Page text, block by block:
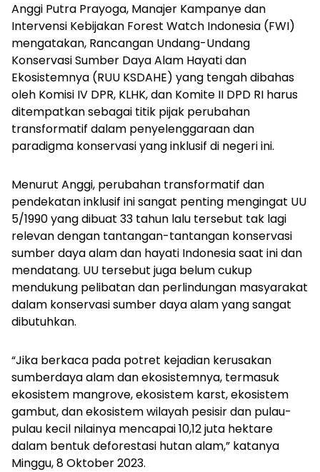
Anggi Putra Prayoga, Manajer Kampanye dan
Intervensi Kebijakan Forest Watch Indonesia (FWI)
mengatakan, Rancangan Undang-Undang
Konservasi Sumber Daya Alam Hayati dan
Ekosistemnya (RUU KSDAHE) yang tengah dibahas
oleh Komisi IV DPR, KLHK, dan Komite II DPD RI harus
ditempatkan sebagai titik pijak perubahan
transformatif dalam penyelenggaraan dan
paradigma konservasi yang inklusif di negeri ini.
Menurut Anggi, perubahan transformatif dan
pendekatan inklusif ini sangat penting mengingat UU
5/1990 yang dibuat 33 tahun lalu tersebut tak lagi
relevan dengan tantangan-tantangan konservasi
sumber daya alam dan hayati Indonesia saat ini dan
mendatang. UU tersebut juga belum cukup
mendukung pelibatan dan perlindungan masyarakat
dalam konservasi sumber daya alam yang sangat
dibutuhkan.
“Jika berkaca pada potret kejadian kerusakan
sumberdaya alam dan ekosistemnya, termasuk
ekosistem mangrove, ekosistem karst, ekosistem
gambut, dan ekosistem wilayah pesisir dan pulau-
pulau kecil nilainya mencapai 10,12 juta hektare
dalam bentuk deforestasi hutan alam,” katanya
Minggu, 8 Oktober 2023.